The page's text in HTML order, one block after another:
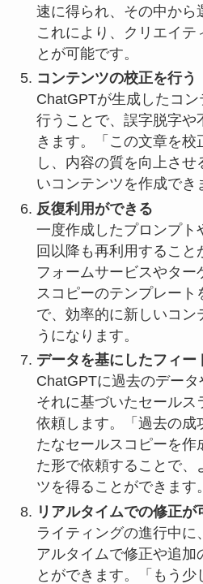
速に得られ、その中から
これにより、クリエイテ
とが可能です。
コンテンツの校正を行う
ChatGPTが生成したコ
行うことで、誤字脱字や
きます。「この文章を
し、内容の質を向上さ
いコンテンツを作成でき
反復利用ができる
一度作成したプロンプト
回以降も再利用すること
フォームサービスやタ
スコピーのテンプレート
で、効率的に新しいコン
うになります。
データを基にしたフィー
ChatGPTに過去のデータ
それに基づいたセールス
依頼します。「過去の成
たなセールスコピーを作
た形で依頼することで、
ツを得ることができます。
リアルタイムでの修正が
ライティングの進行中に
アルタイムで修正や追加
とができます。「もう少